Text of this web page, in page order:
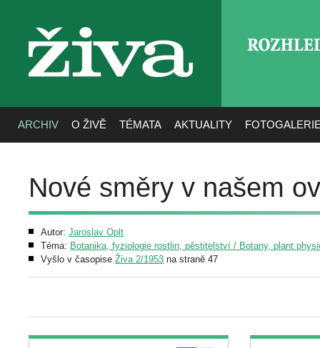
živa
ARCHIV O ŽIVĚ TÉMATA AKTUALITY
Nové směry v našem
Autor: Jaroslav Oplt
Téma: Botanika, fyziologie rostlin, pěstitelství / Botany, plant
Vyšlo v časopise Živa 2/1953 na straně 47